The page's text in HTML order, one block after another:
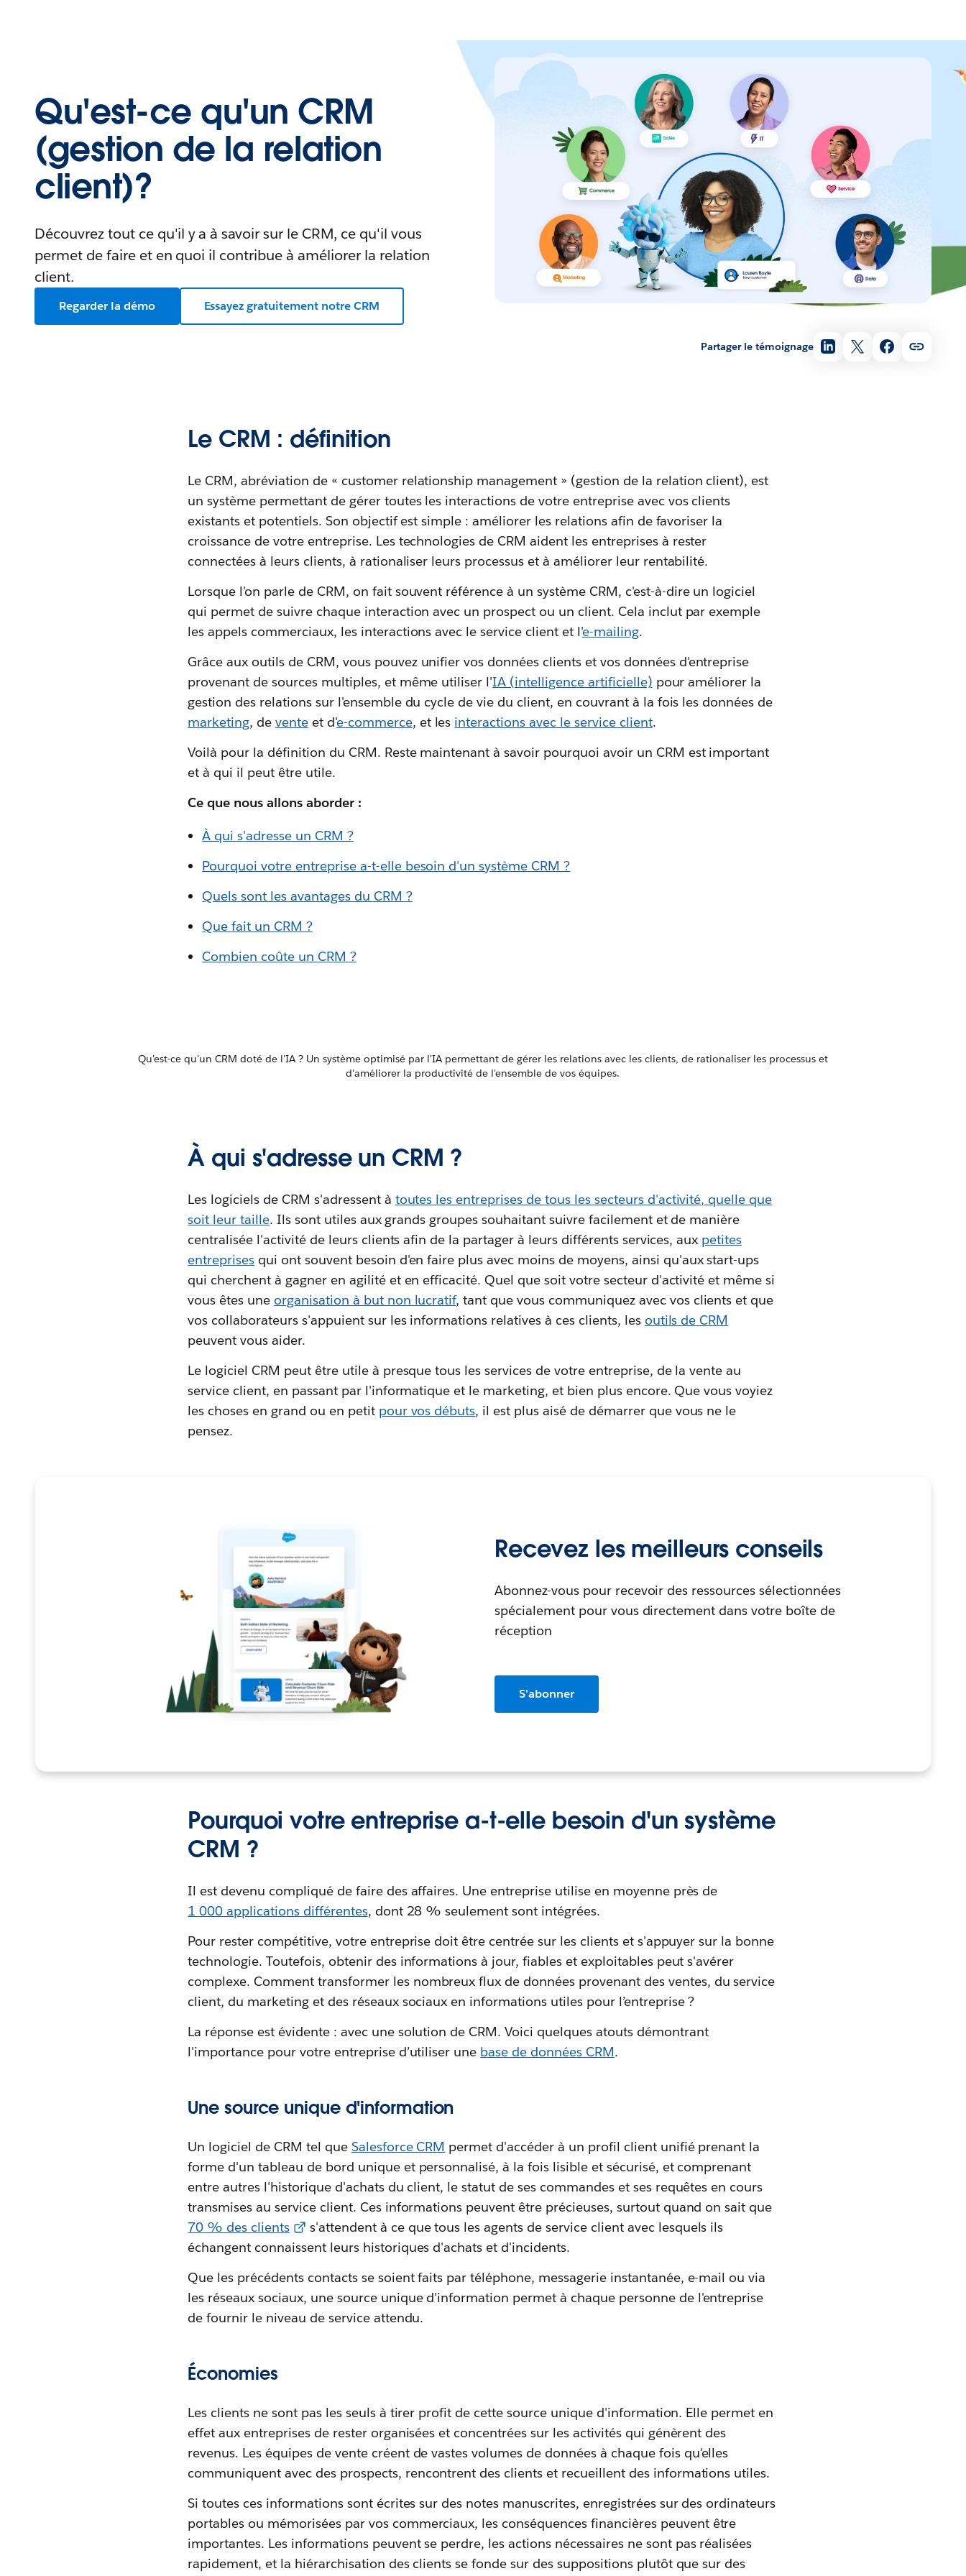
Partager le témoignage
Qu'est-ce qu'un CRM
(gestion de la relation
client)?
Découvrez tout ce qu'il y a à savoir sur le CRM, ce qu'il vous
permet de faire et en quoi il contribue à améliorer la relation
client.
Regarder la démo Essayez gratuitement notre CRM
Le CRM : définition
Le CRM, abréviation de « customer relationship management » (gestion de la relation client), est
un système permettant de gérer toutes les interactions de votre entreprise avec vos clients
existants et potentiels. Son objectif est simple : améliorer les relations afin de favoriser la
croissance de votre entreprise. Les technologies de CRM aident les entreprises à rester
connectées à leurs clients, à rationaliser leurs processus et à améliorer leur rentabilité.
Lorsque l'on parle de CRM, on fait souvent référence à un système CRM, c'est-à-dire un logiciel
qui permet de suivre chaque interaction avec un prospect ou un client. Cela inclut par exemple
les appels commerciaux, les interactions avec le service client et l'e-mailing.
Grâce aux outils de CRM, vous pouvez unifier vos données clients et vos données d'entreprise
provenant de sources multiples, et même utiliser l'IA (intelligence artificielle) pour améliorer la
gestion des relations sur l'ensemble du cycle de vie du client, en couvrant à la fois les données de
marketing, deventeet d'e-commerce, et les interactions avec le service client.
Voilà pour la définition du CRM. Reste maintenant à savoir pourquoi avoir un CRM est important
et à qui il peut être utile.
Ce que nous allons aborder :
À qui s'adresse un CRM ?
Pourquoi votre entreprise a-t-elle besoin d'un système CRM ?
Quels sont les avantages du CRM ?
Que fait un CRM ?
Combien coûte un CRM ?
Qu'est-ce qu'un CRM doté de l'IA ? Un système optimisé par l'IA permettant de gérer les relations avec les clients, de rationaliser les processus et
d'améliorer la productivité de l'ensemble de vos équipes.
À qui s'adresse un CRM ?
Les logiciels de CRM s'adressent à toutes les entreprises de tous les secteurs d'activité, quelle que
soit leur taille. Ils sont utiles aux grands groupes souhaitant suivre facilement et de manière
centralisée l'activité de leurs clients afin de la partager à leurs différents services, aux petites
entreprises qui ont souvent besoin d'en faire plus avec moins de moyens, ainsi qu'aux start-ups
qui cherchent à gagner en agilité et en efficacité. Quel que soit votre secteur d'activité et même si
vous êtes une organisation à but non lucratif, tant que vous communiquez avec vos clients et que
vos collaborateurs s'appuient sur les informations relatives à ces clients, les outils de CRM
peuvent vous aider.
Le logiciel CRM peut être utile à presque tous les services de votre entreprise, de la vente au
service client, en passant par l'informatique et le marketing, et bien plus encore. Que vous voyiez
les choses en grand ou en petit pour vos débuts, il est plus aisé de démarrer que vous ne le
pensez.
Recevez les meilleurs conseils
Abonnez-vous pour recevoir des ressources sélectionnées
spécialement pour vous directement dans votre boîte de
réception
S'abonner
Pourquoi votre entreprise a-t-elle besoin d'un système
CRM ?
Il est devenu compliqué de faire des affaires. Une entreprise utilise en moyenne près de
1 000 applications différentes, dont 28 % seulement sont intégrées.
Pour rester compétitive, votre entreprise doit être centrée sur les clients et s'appuyer sur la bonne
technologie. Toutefois, obtenir des informations à jour, fiables et exploitables peut s'avérer
complexe. Comment transformer les nombreux flux de données provenant des ventes, du service
client, du marketing et des réseaux sociaux en informations utiles pour l’entreprise ?
La réponse est évidente : avec une solution de CRM. Voici quelques atouts démontrant
l'importance pour votre entreprise d’utiliser une base de données CRM.
Une source unique d'information
Un logiciel de CRM tel que Salesforce CRM permet d'accéder à un profil client unifié prenant la
forme d'un tableau de bord unique et personnalisé, à la fois lisible et sécurisé, et comprenant
entre autres l'historique d'achats du client, le statut de ses commandes et ses requêtes en cours
transmises au service client. Ces informations peuvent être précieuses, surtout quand on sait que
70 % des clients
s'attendent à ce que tous les agents de service client avec lesquels ils
échangent connaissent leurs historiques d'achats et d'incidents.
Que les précédents contacts se soient faits par téléphone, messagerie instantanée, e-mail ou via
les réseaux sociaux, une source unique d'information permet à chaque personne de l'entreprise
de fournir le niveau de service attendu.
Économies
Les clients ne sont pas les seuls à tirer profit de cette source unique d'information. Elle permet en
effet aux entreprises de rester organisées et concentrées sur les activités qui génèrent des
revenus. Les équipes de vente créent de vastes volumes de données à chaque fois qu'elles
communiquent avec des prospects, rencontrent des clients et recueillent des informations utiles.
Si toutes ces informations sont écrites sur des notes manuscrites, enregistrées sur des ordinateurs
portables ou mémorisées par vos commerciaux, les conséquences financières peuvent être
importantes. Les informations peuvent se perdre, les actions nécessaires ne sont pas réalisées
rapidement, et la hiérarchisation des clients se fonde sur des suppositions plutôt que sur des